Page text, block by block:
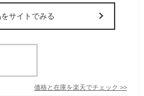
をサイトでみる
価格と在庫を楽天でチェック >>